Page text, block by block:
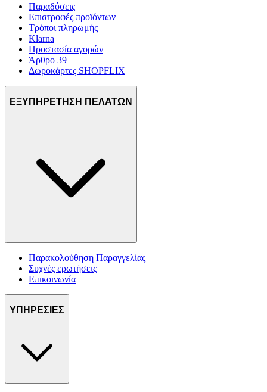
Παραδόσεις
Επιστροφές προϊόντων
Τρόποι πληρωμής
Klarna
Προστασία αγορών
Άρθρο 39
Δωροκάρτες SHOPFLIX
ΕΞΥΠΗΡΕΤΗΣΗ ΠΕΛΑΤΩΝ
Παρακολούθηση Παραγγελίας
Συχνές ερωτήσεις
Επικοινωνία
ΥΠΗΡΕΣΙΕΣ